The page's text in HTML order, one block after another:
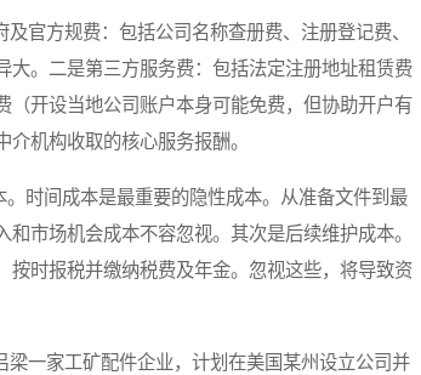
方规费：包括公司名称查册费、注册登记费、
。二是第三方服务费：包括法定注册地址租赁费
（开设当地公司账户本身可能免费，但协助开户有
机构收取的核心服务报酬。
时间成本是最重要的隐性成本。从准备文件到最
市场机会成本不容忽视。其次是后续维护成本。
时报税并缴纳税费及年金。忽视这些，将导致资
一家工矿配件企业，计划在美国某州设立公司并